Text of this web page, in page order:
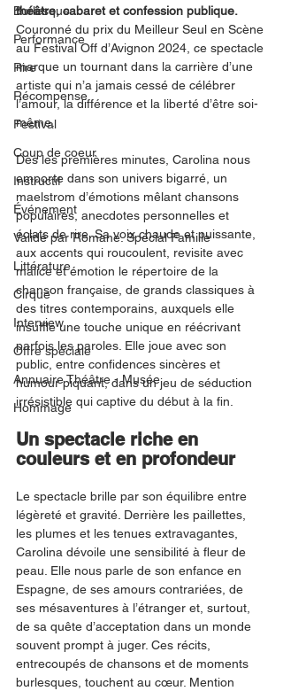
Burlesque
Performance
Rire
Récompense
Festival
Coup de coeur
Instructif
Événement
Validé par Romane. Spécial Famille
Littérature
Cirque
Interview
Offre spéciale
Annuaire Théâtre - Musée
Hommage
théâtre, cabaret et confession publique.
Couronné du prix du Meilleur Seul en Scène
au Festival Off d’Avignon 2024, ce spectacle
marque un tournant dans la carrière d’une
artiste qui n’a jamais cessé de célébrer
l’amour, la différence et la liberté d’être soi-
même.
Dès les premières minutes, Carolina nous
emporte dans son univers bigarré, un
maelstrom d’émotions mêlant chansons
populaires, anecdotes personnelles et
éclats de rire. Sa voix chaude et puissante,
aux accents qui roucoulent, revisite avec
malice et émotion le répertoire de la
chanson française, de grands classiques à
des titres contemporains, auxquels elle
insuffle une touche unique en réécrivant
parfois les paroles. Elle joue avec son
public, entre confidences sincères et
humour piquant, dans un jeu de séduction
irrésistible qui captive du début à la fin.
Un spectacle riche en
couleurs et en profondeur
Le spectacle brille par son équilibre entre
légèreté et gravité. Derrière les paillettes,
les plumes et les tenues extravagantes,
Carolina dévoile une sensibilité à fleur de
peau. Elle nous parle de son enfance en
Espagne, de ses amours contrariées, de
ses mésaventures à l’étranger et, surtout,
de sa quête d’acceptation dans un monde
souvent prompt à juger. Ces récits,
entrecoupés de chansons et de moments
burlesques, touchent au cœur. Mention